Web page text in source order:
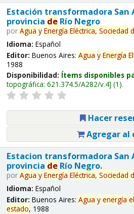
Estación transformadora San
provincia deRío Negro
por Agua y Energía Eléctrica, Sociedad
Idioma: Español
Editor: Buenos Aires: Agua y Energía
1988
Disponibilidad: Ítems disponibles
topográfica: 621.374.5/A282/v.4 (1).
Hacer
Agregar al
Estacion transformadora San
provincia deRío Negro.
por Agua y Energía Eléctrica, Sociedad
Idioma: Español
Editor: Buenos Aires: Agua y energía
estado, 1988